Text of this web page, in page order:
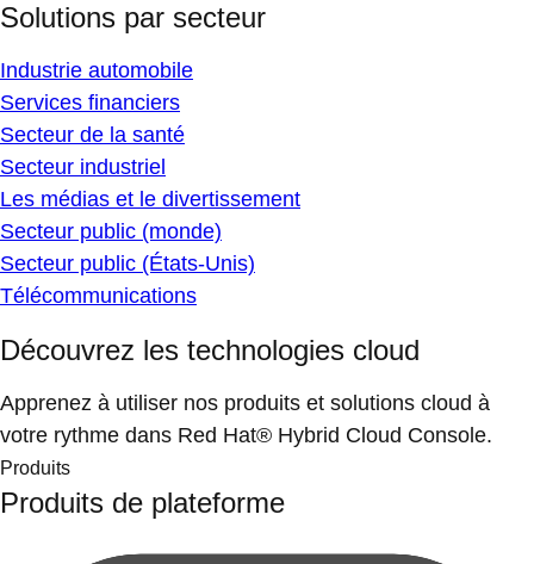
Solutions par secteur
Industrie automobile
Services financiers
Secteur de la santé
Secteur industriel
Les médias et le divertissement
Secteur public (monde)
Secteur public (États-Unis)
Télécommunications
Découvrez les technologies cloud
Apprenez à utiliser nos produits et solutions cloud à
votre rythme dans Red Hat® Hybrid Cloud Console.
Produits
Produits de plateforme